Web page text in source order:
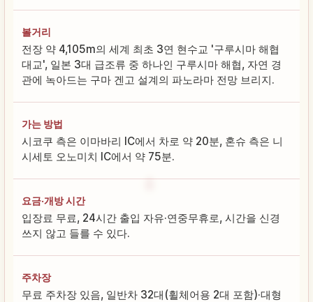
볼거리
전장 약 4,105m의 세계 최초 3연 현수교 '구루시마 해협
대교', 일본 3대 급조류 중 하나인 구루시마 해협, 자연 경
관에 녹아드는 구마 겐고 설계의 파노라마 전망 브리지.
가는 방법
시코쿠 측은 이마바리 IC에서 차로 약 20분, 혼슈 측은 니
시세토 오노미치 IC에서 약 75분.
요금·개방 시간
입장료 무료, 24시간 출입 자유·연중무휴로, 시간을 신경
쓰지 않고 들를 수 있다.
주차장
무료 주차장 있음, 일반차 32대(휠체어용 2대 포함)·대형